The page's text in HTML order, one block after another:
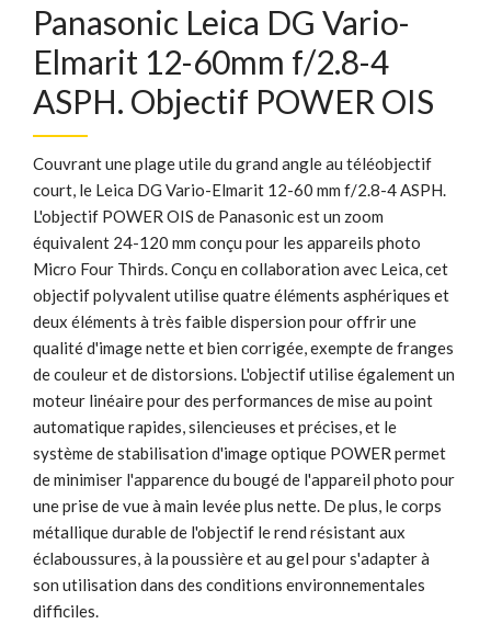
Panasonic Leica DG Vario-
Elmarit 12-60mm f/2.8-4
ASPH. Objectif POWER OIS
Couvrant une plage utile du grand angle au téléobjectif
court, le Leica DG Vario-Elmarit 12-60 mm f/2.8-4 ASPH.
L'objectif POWER OIS de Panasonic est un zoom
équivalent 24-120 mm conçu pour les appareils photo
Micro Four Thirds. Conçu en collaboration avec Leica, cet
objectif polyvalent utilise quatre éléments asphériques et
deux éléments à très faible dispersion pour offrir une
qualité d'image nette et bien corrigée, exempte de franges
de couleur et de distorsions. L'objectif utilise également un
moteur linéaire pour des performances de mise au point
automatique rapides, silencieuses et précises, et le
système de stabilisation d'image optique POWER permet
de minimiser l'apparence du bougé de l'appareil photo pour
une prise de vue à main levée plus nette. De plus, le corps
métallique durable de l'objectif le rend résistant aux
éclaboussures, à la poussière et au gel pour s'adapter à
son utilisation dans des conditions environnementales
difficiles.